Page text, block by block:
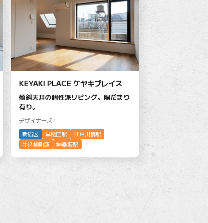
KEYAKI PLACE ケヤキプレイス
傾斜天井の個性派リビング。陽だまり
有り。
デザイナーズ：
新宿区
早稲田駅
江戸川橋駅
牛込柳町駅
神楽坂駅